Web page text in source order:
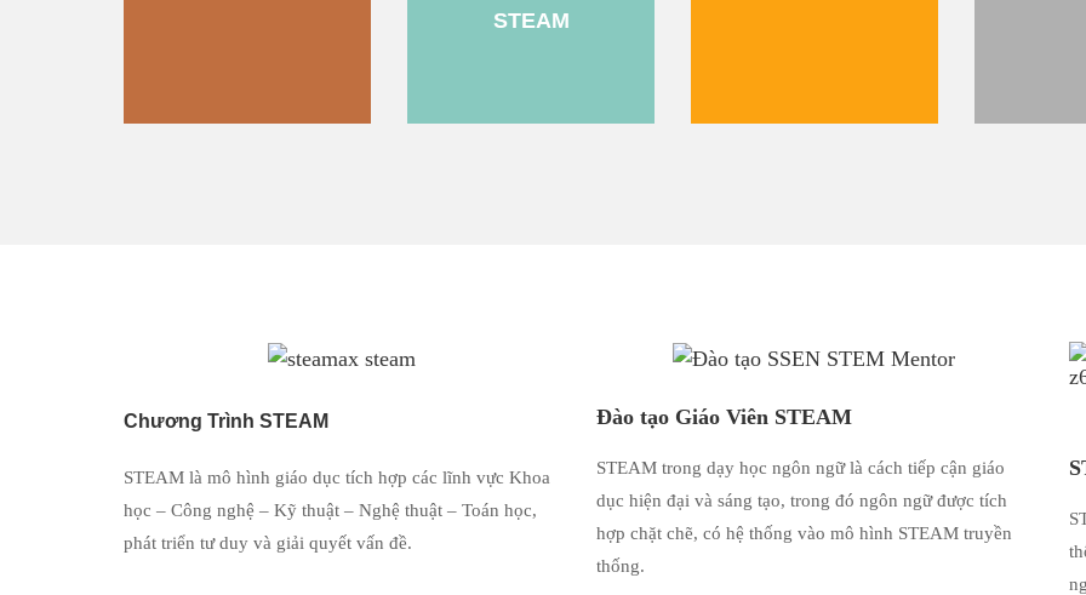
STEAM
Chương Trình STEAM
STEAM là mô hình giáo dục tích hợp các lĩnh vực Khoa
học – Công nghệ – Kỹ thuật – Nghệ thuật – Toán học,
phát triển tư duy và giải quyết vấn đề.
Đào tạo Giáo Viên STEAM
STEAM trong dạy học ngôn ngữ là cách tiếp cận giáo
dục hiện đại và sáng tạo, trong đó ngôn ngữ được tích
hợp chặt chẽ, có hệ thống vào mô hình STEAM truyền
thống.